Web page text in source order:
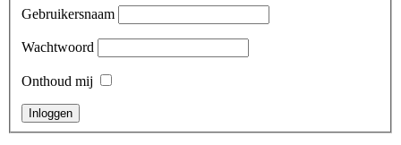
Gebruikersnaam
Wachtwoord
Onthoud mij